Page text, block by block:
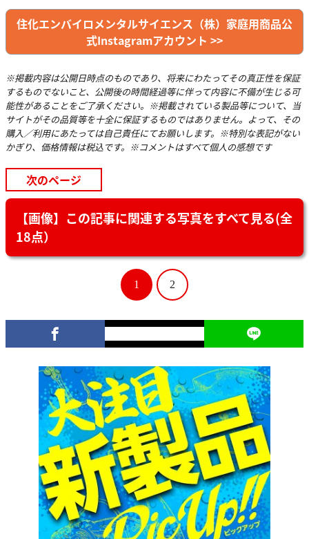
住化エンバイロメンタルサイエンス（株）家庭用商品公
式Instagramアカウント >>
※掲載内容は公開日時点のものであり、将来にわたってその真正性を保証
するものでないこと、公開後の時間経過等に伴って内容に不備が生じる可
能性があることをご了承ください。※掲載されている製品等について、当
サイトがその品質等を十全に保証するものではありません。よって、その
購入／利用にあたっては自己責任にてお願いします。※特別な表記がない
かぎり、価格情報は税込です。※コメントはすべて個人の感想です
次のページ
【画像】この記事に関連する写真をすべて見る(全
18点）
1 2